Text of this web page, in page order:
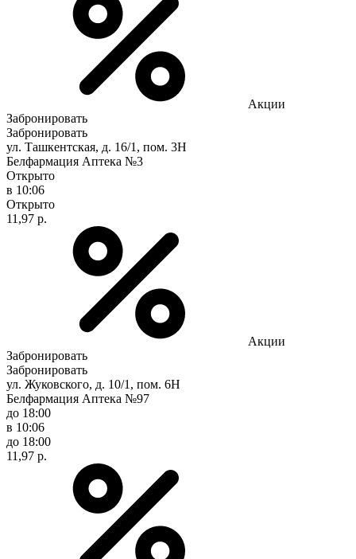
Акции
Забронировать
Забронировать
ул. Ташкентская, д. 16/1, пом. 3Н
Белфармация Аптека №3
Открыто
в 10:06
Открыто
11,97 р.
Акции
Забронировать
Забронировать
ул. Жуковского, д. 10/1, пом. 6Н
Белфармация Аптека №97
до 18:00
в 10:06
до 18:00
11,97 р.